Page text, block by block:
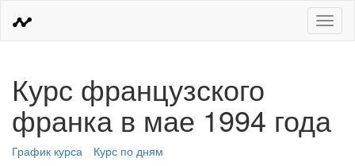
Меню
Курс французского
франка в мае 1994 года
График курса
Курс по дням